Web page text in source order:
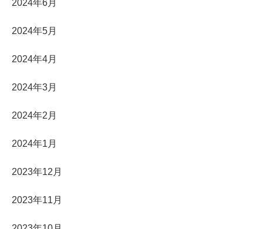
2024年6月
2024年5月
2024年4月
2024年3月
2024年2月
2024年1月
2023年12月
2023年11月